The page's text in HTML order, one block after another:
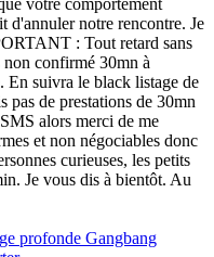
votre comportement
d'annuler notre rencontre. Je
: Tout retard sans
confirmé 30mn à
En suivra le black listage de
pas de prestations de 30mn
alors merci de me
et non négociables donc
curieuses, les petits
Je vous dis à bientôt. Au
profonde Gangbang